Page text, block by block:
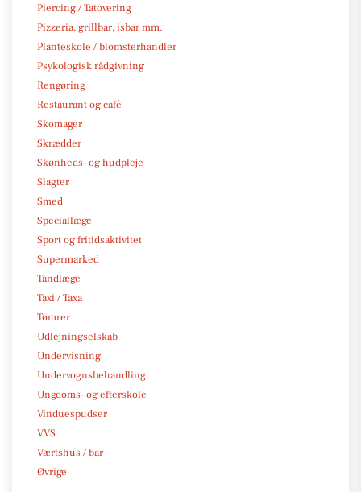
Piercing / Tatovering
Pizzeria, grillbar, isbar mm.
Planteskole / blomsterhandler
Psykologisk rådgivning
Rengøring
Restaurant og café
Skomager
Skrædder
Skønheds- og hudpleje
Slagter
Smed
Speciallæge
Sport og fritidsaktivitet
Supermarked
Tandlæge
Taxi / Taxa
Tømrer
Udlejningselskab
Undervisning
Undervognsbehandling
Ungdoms- og efterskole
Vinduespudser
VVS
Værtshus / bar
Øvrige